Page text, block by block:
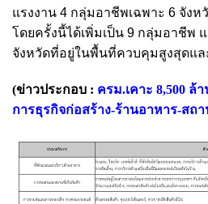
แรงงาน 4 กลุ่มอาชีพเฉพาะ 6 จัง
โดยครั้งนี้ได้เพิ่มเป็น 9 กลุ่มอาชีพ
จังหวัดที่อยู่ในพื้นที่ควบคุมสูงสุดแล
(ข่าวประกอบ : ครม.เคาะ 8,500 ล้
การธุรกิจก่อสร้าง-ร้านอาหาร-สถา